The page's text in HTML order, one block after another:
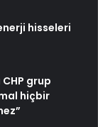
hisseleri
CHP grup
hiçbir